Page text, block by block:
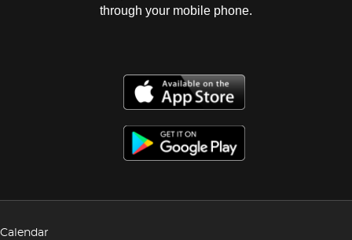
through your mobile phone.
Calendar